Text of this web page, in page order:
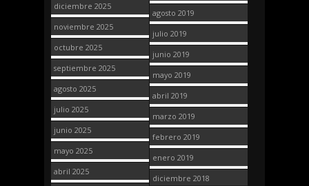
diciembre 2025
noviembre 2025
octubre 2025
septiembre 2025
agosto 2025
julio 2025
junio 2025
mayo 2025
abril 2025
agosto 2019
julio 2019
junio 2019
mayo 2019
abril 2019
marzo 2019
febrero 2019
enero 2019
diciembre 2018